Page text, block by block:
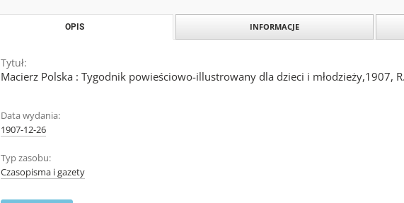
OPIS INFORMACJE
Tytuł:
Macierz Polska : Tygodnik powieściowo-illustrowany dla dzieci i młodzieży,1907,
Data wydania:
1907-12-26
Typ zasobu:
Czasopisma i gazety